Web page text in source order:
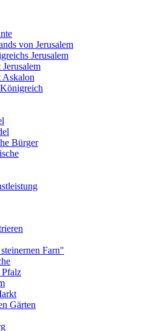
von Jerusalem
Jerusalem
Askalon
Bürger
Farn"
Gärten